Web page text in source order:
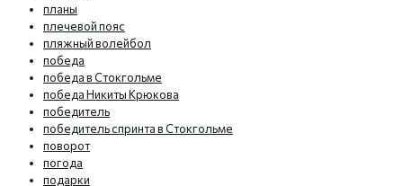
планы
плечевой пояс
пляжный волейбол
победа
победа в Стокгольме
победа Никиты Крюкова
победитель
победитель спринта в Стокгольме
поворот
погода
подарки